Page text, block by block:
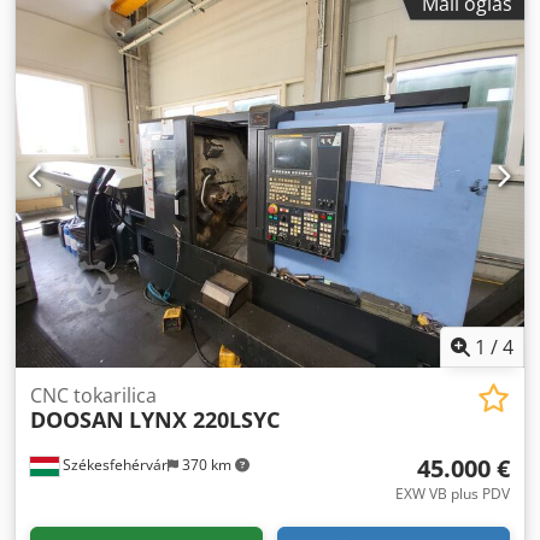
1 /4
Székesfehérvár 370 km
CNC tokarilica
DOOSAN LYNX 220LSYC
45.000 €
EXW VB plus PDV